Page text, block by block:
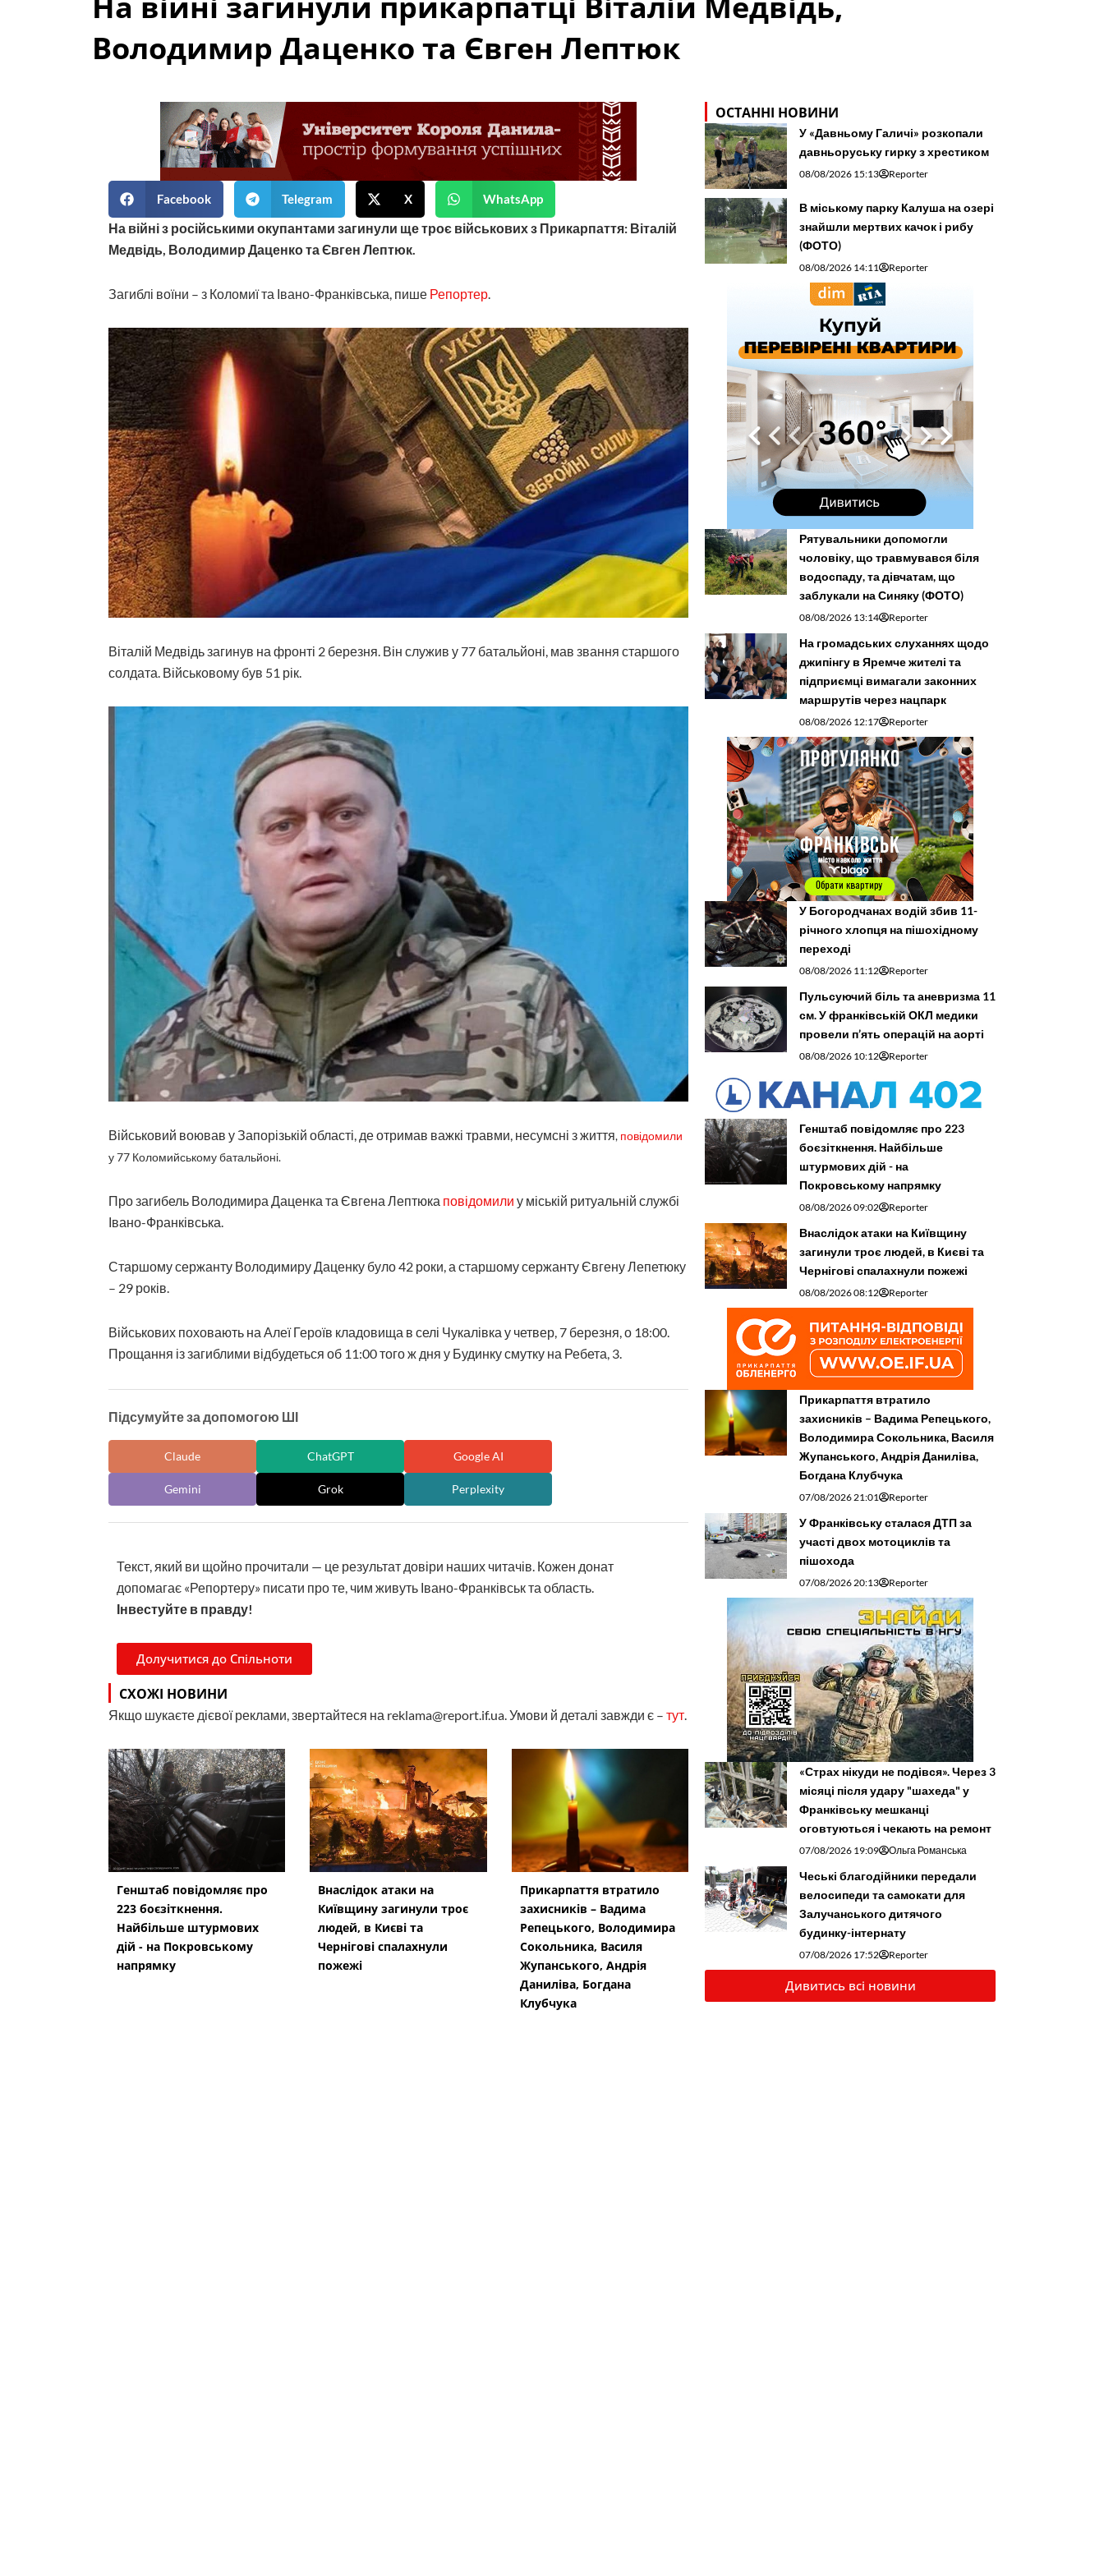
Володимир Даценко та Євген Лептюк
Facebook Telegram X WhatsApp
На війні з російськими окупантами загинули ще троє військових з Прикарпаття: Віталій
Медвідь, Володимир Даценко та Євген Лептюк.
Загиблі воїни – з Коломиї та Івано-Франківська, пише Репортер
Віталій Медвідь загинув на фронті 2 березня. Він служив у 77 батальйоні, мав звання старшого
солдата. Військовому був 51 рік.
Військовий воював у Запорізькій області, де отримав важкі травми, несумсні з життя, повідомили
у 77 Коломийському батальйоні.
Про загибель Володимира Даценка та Євгена Лептюка повідомили у міській ритуальній службі
Івано-Франківська.
Старшому сержанту Володимиру Даценку було 42 роки, а старшому сержанту Євгену Лепетюку
– 29 років.
Військових поховають на Алеї Героїв кладовища в селі Чукалівка у четвер, 7 березня, о 18:00.
Прощання із загиблими відбудеться об 11:00 того ж дня у Будинку смутку на Ребета, 3.
Підсумуйте за допомогою ШІ
Claude ChatGPT Google AI
Gemini Grok Perplexity
Текст, який ви щойно прочитали — це результат довіри наших читачів. Кожен донат
допомагає «Репортеру» писати про те, чим живуть Івано-Франківськ та область.
Інвестуйте в правду!
Долучитися до Спільноти
СХОЖІ НОВИНИ
Якщо шукаєте дієвої реклами, звертайтеся на reklama@report.if.ua. Умови й деталі завжди є – тут
Генштаб повідомляє про
223 боєзіткнення.
Найбільше штурмових
дій - на Покровському
напрямку
Внаслідок атаки на
Київщину загинули троє
людей, в Києві та
Чернігові спалахнули
пожежі
Прикарпаття втратило
захисників – Вадима
Репецького, Володимира
Сокольника, Василя
Жупанського, Андрія
Даниліва, Богдана
Клубчука
ОСТАННІ НОВИНИ
У «Давньому Галичі» розкопали
давньоруську гирку з хрестиком
08/08/2026 15:13 Reporter
В міському парку Калуша на озері
знайшли мертвих качок і рибу
(ФОТО)
08/08/2026 14:11 Reporter
Рятувальники допомогли
чоловіку, що травмувався біля
водоспаду, та дівчатам, що
заблукали на Синяку (ФОТО)
08/08/2026 13:14 Reporter
На громадських слуханнях щодо
джипінгу в Яремче житeлі та
підприємці вимагали законних
маршрутів через нацпарк
08/08/2026 12:17 Reporter
У Богородчанах водій збив 11-
річного хлопця на пішохідному
переході
08/08/2026 11:12 Reporter
Пульсуючий біль та аневризма 11
см. У франківській ОКЛ медики
провели п’ять операцій на аорті
08/08/2026 10:12 Reporter
Генштаб повідомляє про 223
боєзіткнення. Найбільше
штурмових дій - на
Покровському напрямку
08/08/2026 09:02 Reporter
Внаслідок атаки на Київщину
загинули троє людей, в Києві та
Чернігові спалахнули пожежі
08/08/2026 08:12 Reporter
Прикарпаття втратило
захисників – Вадима Репецького,
Володимира Сокольника, Василя
Жупанського, Андрія Даниліва,
Богдана Клубчука
07/08/2026 21:01 Reporter
У Франківську сталася ДТП за
участі двох мотоциклів та
пішохода
07/08/2026 20:13 Reporter
«Страх нікуди не подівся». Через 3
місяці після удару "шахеда" у
Франківську мешканці
оговтуються і чекають на ремонт
07/08/2026 19:09 Ольга Романська
Чеські благодійники передали
велосипеди та самокати для
Залучанського дитячого
будинку-інтернату
07/08/2026 17:52 Reporter
Дивитись всі новини